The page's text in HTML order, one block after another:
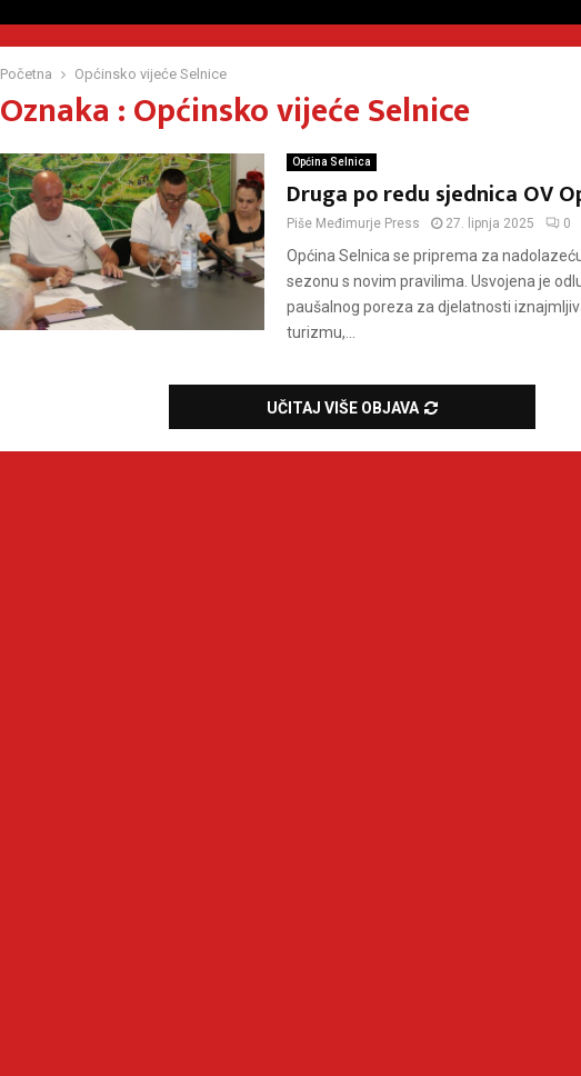
Početna Općinsko vijeće Selnice
Oznaka : Općinsko vijeće Selnice
Općina Selnica
Druga po redu sjednica OV
Piše Međimurje Press 27. lipnja 2025 0
Općina Selnica se priprema za
sezonu s novim pravilima. Usvojena je
paušalnog poreza za djelatnosti
turizmu,...
UČITAJ VIŠE OBJAVA